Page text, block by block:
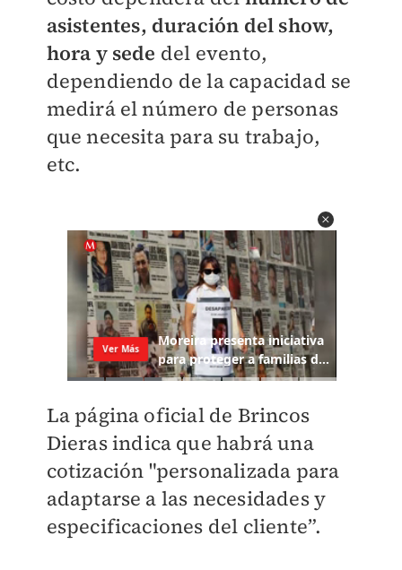
asistentes, duración del show,
hora y sede del evento,
dependiendo de la capacidad se
medirá el número de personas
que necesita para su trabajo,
etc.
La página oficial de Brincos
Dieras indica que habrá una
cotización "personalizada para
adaptarse a las necesidades y
especificaciones del cliente”.